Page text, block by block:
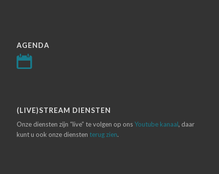
AGENDA
(LIVE)STREAM DIENSTEN
Onze diensten zijn “live” te volgen op onsYoutube kanaal, daar
kunt u ook onze diensten terug zien.